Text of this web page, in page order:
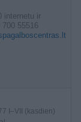
internetu ir
55516
I–VII (kasdien)